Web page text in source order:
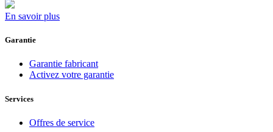
En savoir plus
Garantie
Garantie fabricant
Activez votre garantie
Services
Offres de service